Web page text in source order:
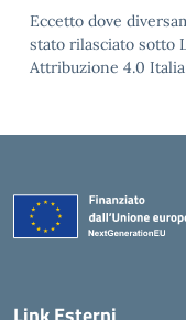
Eccetto dove
stato rilasciato sotto
Attribuzione 4.0